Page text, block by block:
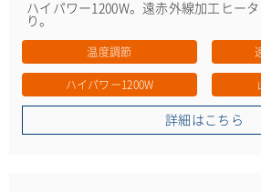
ハイパワー1200W。遠赤外線加工ヒー
り。
温度調節
ハイパワー1200W
詳細はこちら